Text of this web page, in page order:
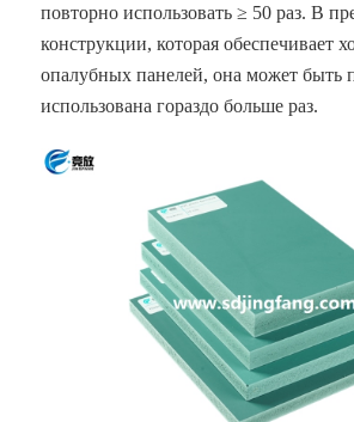
повторно использовать ≥ 50 раз. В
конструкции, которая обеспечивает
опалубных панелей, она может быть
использована гораздо больше раз.